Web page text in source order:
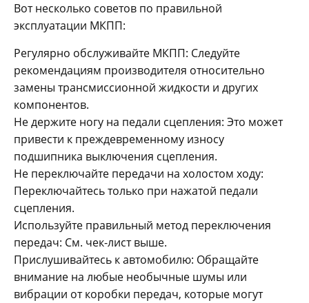
Вот несколько советов по правильной
эксплуатации МКПП:
Регулярно обслуживайте МКПП: Следуйте
рекомендациям производителя относительно
замены трансмиссионной жидкости и других
компонентов.
Не держите ногу на педали сцепления: Это может
привести к преждевременному износу
подшипника выключения сцепления.
Не переключайте передачи на холостом ходу:
Переключайтесь только при нажатой педали
сцепления.
Используйте правильный метод переключения
передач: См. чек-лист выше.
Прислушивайтесь к автомобилю: Обращайте
внимание на любые необычные шумы или
вибрации от коробки передач, которые могут